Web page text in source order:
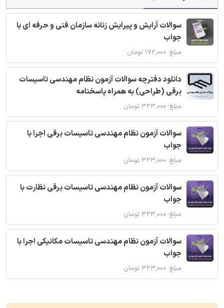
سوالات آرایش و پیرایش زنانه سازمان فنی و حرفه ای با
جواب
مبلغ: ۱۷۲,۰۰۰ تومان
دانلود دفترچه سوالات آزمون نظام مهندسی تاسیسات
برقی (طراحی) به همراه پاسخنامه
مبلغ: ۳۲۳,۰۰۰ تومان
سوالات آزمون نظام مهندسی تاسیسات برقی اجرا با
جواب
مبلغ: ۳۲۳,۰۰۰ تومان
سوالات آزمون نظام مهندسی تاسیسات برقی نظارت با
جواب
مبلغ: ۳۲۳,۰۰۰ تومان
سوالات آزمون نظام مهندسی تاسیسات مکانیکی اجرا با
جواب
مبلغ: ۳۲۳,۰۰۰ تومان